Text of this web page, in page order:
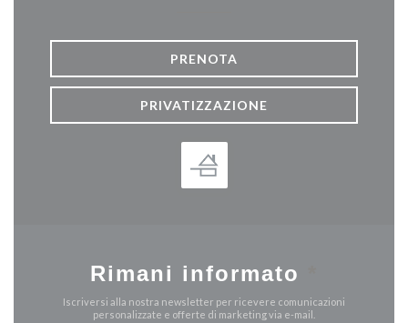
PRENOTA
PRIVATIZZAZIONE
Rimani informato
Iscriversi alla nostra newsletter per ricevere comunicazioni
personalizzate e offerte di marketing via e-mail.